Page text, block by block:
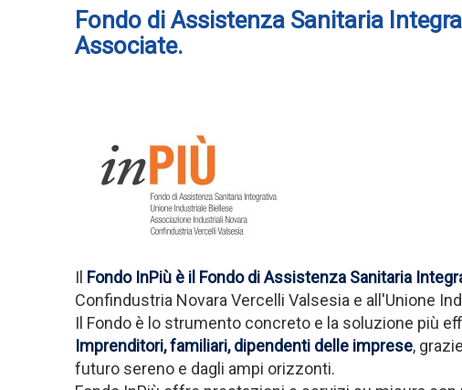
Fondo di Assistenza Sanitaria
Associate.
Il Fondo InPiù è il Fondo di Assistenza Sanitaria
Confindustria Novara Vercelli Valsesia e all'Unione
Il Fondo è lo strumento concreto e la soluzione più
Imprenditori, familiari, dipendenti delle imprese,
futuro sereno e dagli ampi orizzonti.